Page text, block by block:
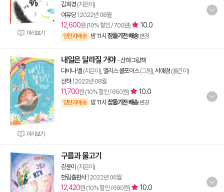
미리보기
김희경 (지은이)
여유당| 2022년 08월
12,600원 (10% 할인 / 700원) 10.0
양탄자배송 밤 11시 잠들기전 배송 변경
미리보기
내일은 달라질 거야 -산하그림책
다비나 벨 (지은이), 앨리스 콜포이스(그림), 서애경 (옮긴이)
산하| 2022년 08월
11,700원 (10% 할인 / 650원) 10.0
양탄자배송 밤 11시 잠들기전 배송 변경
구름과 물고기
김윤미 (지은이)
한림출판사| 2022년 06월
12,420원 (10% 할인 / 690원) 10.0